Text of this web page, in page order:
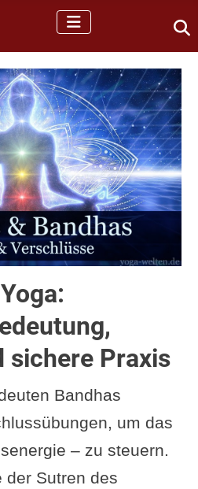
sichere Praxis
Bandhas
um das
– zu steuern.
der Sutren des